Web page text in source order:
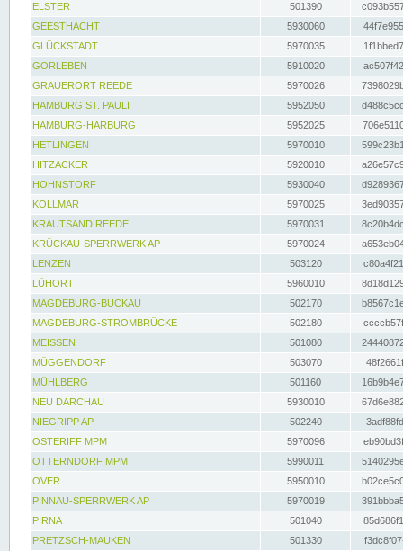
ELSTER
501390
GEESTHACHT
5930060
GLÜCKSTADT
5970035
GORLEBEN
5910020
GRAUERORT REEDE
5970026
HAMBURG ST. PAULI
5952050
HAMBURG-HARBURG
5952025
HETLINGEN
5970010
HITZACKER
5920010
HOHNSTORF
5930040
KOLLMAR
5970025
KRAUTSAND REEDE
5970031
KRÜCKAU-SPERRWERK AP
5970024
LENZEN
503120
LÜHORT
5960010
MAGDEBURG-BUCKAU
502170
MAGDEBURG-STROMBRÜCKE
502180
MEISSEN
501080
MÜGGENDORF
503070
MÜHLBERG
501160
NEU DARCHAU
5930010
NIEGRIPP AP
502240
OSTERIFF MPM
5970096
OTTERNDORF MPM
5990011
OVER
5950010
PINNAU-SPERRWERK AP
5970019
PIRNA
501040
PRETZSCH-MAUKEN
501330